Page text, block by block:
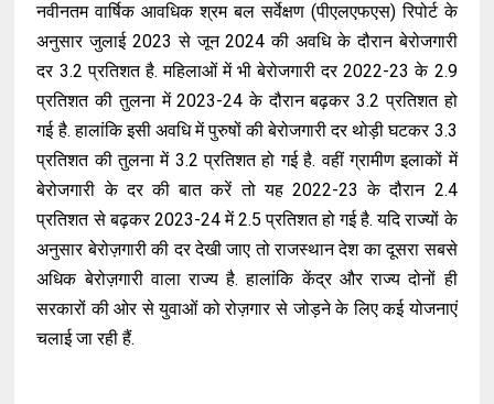
नवीनतम वार्षिक आवधिक श्रम बल सर्वेक्षण (पीएलएफएस) रिपोर्ट के
अनुसार जुलाई 2023 से जून 2024 की अवधि के दौरान बेरोजगारी
दर 3.2 प्रतिशत है. महिलाओं में भी बेरोजगारी दर 2022-23 के 2.9
प्रतिशत की तुलना में 2023-24 के दौरान बढ़कर 3.2 प्रतिशत हो
गई है. हालांकि इसी अवधि में पुरुषों की बेरोजगारी दर थोड़ी घटकर 3.3
प्रतिशत की तुलना में 3.2 प्रतिशत हो गई है. वहीं ग्रामीण इलाकों में
बेरोजगारी के दर की बात करें तो यह 2022-23 के दौरान 2.4
प्रतिशत से बढ़कर 2023-24 में 2.5 प्रतिशत हो गई है. यदि राज्यों के
अनुसार बेरोज़गारी की दर देखी जाए तो राजस्थान देश का दूसरा सबसे
अधिक बेरोज़गारी वाला राज्य है. हालांकि केंद्र और राज्य दोनों ही
सरकारों की ओर से युवाओं को रोज़गार से जोड़ने के लिए कई योजनाएं
चलाई जा रही हैं.